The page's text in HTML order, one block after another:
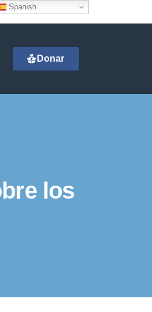
Donar
los
Spanish